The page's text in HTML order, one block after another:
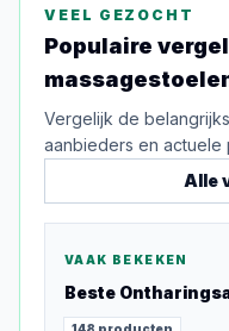
VEEL GEZOCHT
Populaire
Vergelijk de
aanbieders en actuele
Alle
VAAK BEKEKEN
Beste